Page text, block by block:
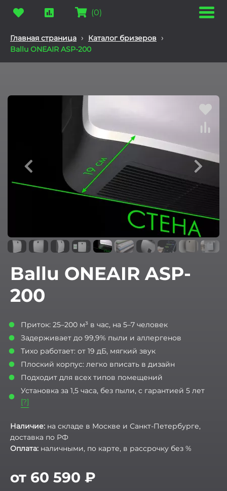
(0)
Главная страница › Каталог бризеров ›
Ballu ONEAIR ASP-200
Ballu ONEAIR ASP-
200
Приток: 25–200 м³ в час, на 5–7 человек
Задерживает до 99,9% пыли и аллергенов
Тихо работает: от 19 дБ, мягкий звук
Плоский корпус: легко вписать в дизайн
Подходит для всех типов помещений
Установка за 1,5 часа, без пыли, с гарантией 5 лет
[?]
Наличие: на складе в Москве и Санкт-Петербурге,
доставка по РФ
Оплата: наличными, по карте, в рассрочку без %
от 60 590 ₽